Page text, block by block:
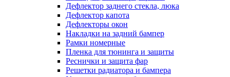
Дефлектор заднего стекла, люка
Дефлектор капота
Дефлекторы окон
Накладки на задний бампер
Рамки номерные
Пленка для тюнинга и защиты
Реснички и защита фар
Решетки радиатора и бампера